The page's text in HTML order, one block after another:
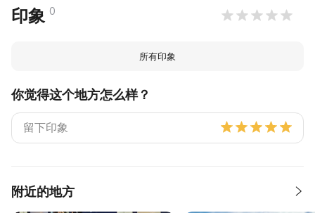
印象 0
所有印象
你觉得这个地方怎么样？
附近的地方